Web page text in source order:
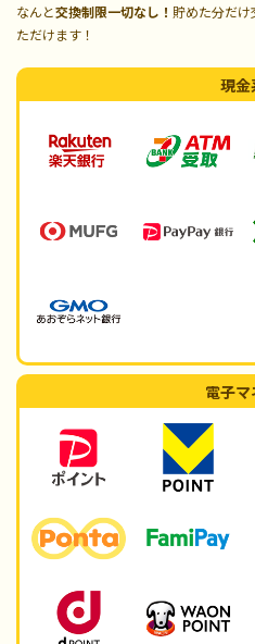
なんと交換制限一切なし！ 貯めた分だ
ただけます！
現金
電子マ